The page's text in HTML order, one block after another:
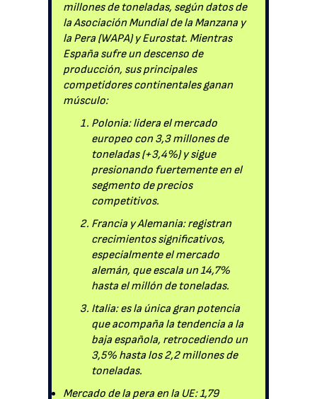
millones de toneladas, según datos de
la Asociación Mundial de la Manzana y
la Pera (WAPA) y Eurostat. Mientras
España sufre un descenso de
producción, sus principales
competidores continentales ganan
músculo:
Polonia: lidera el mercado
europeo con 3,3 millones de
toneladas (+3,4%) y sigue
presionando fuertemente en el
segmento de precios
competitivos.
Francia y Alemania: registran
crecimientos significativos,
especialmente el mercado
alemán, que escala un 14,7%
hasta el millón de toneladas.
Italia: es la única gran potencia
que acompaña la tendencia a la
baja española, retrocediendo un
3,5% hasta los 2,2 millones de
toneladas.
Mercado de la pera en la UE: 1,79